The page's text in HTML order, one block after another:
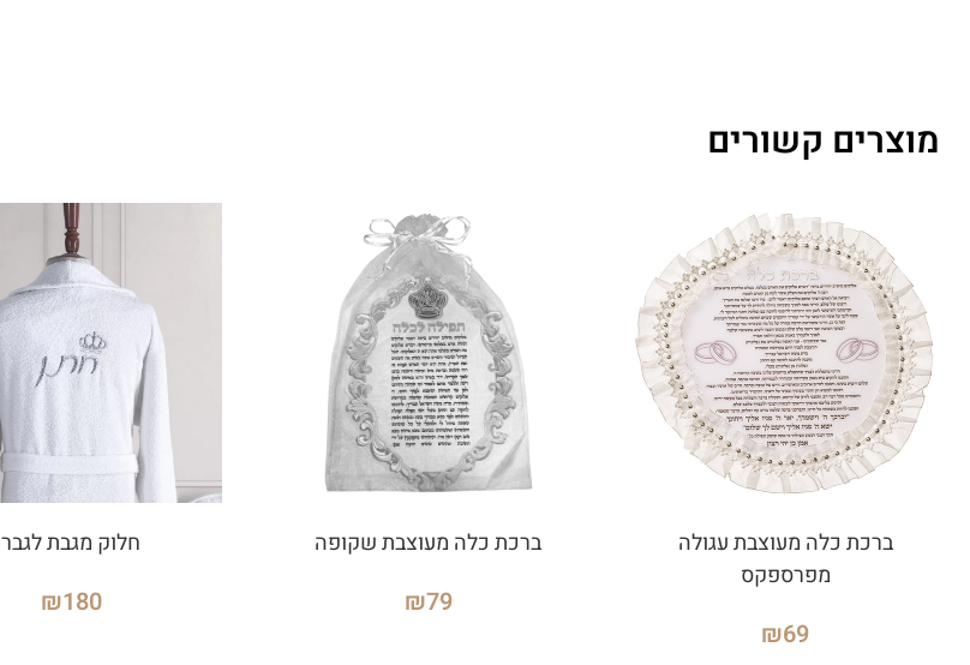
מוצרים קשורים
ברכת כלה מעוצבת עגולה
מפרספקס
₪69
ברכת כלה מעוצבת שקופה
₪79
חלוק מגבת לגבר
₪180